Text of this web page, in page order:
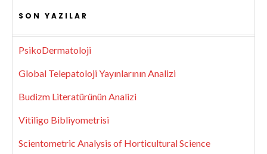
SON YAZILAR
PsikoDermatoloji
Global Telepatoloji Yayınlarının Analizi
Budizm Literatürünün Analizi
Vitiligo Bibliyometrisi
Scientometric Analysis of Horticultural Science